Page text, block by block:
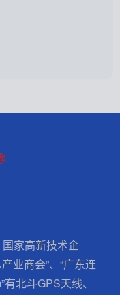
家高新技术企
业商会”、“广东连
北斗GPS天线、